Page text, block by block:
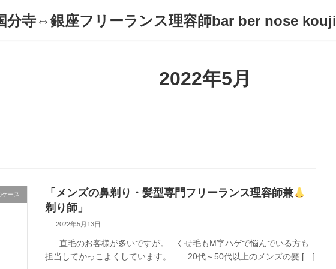
分寺⇔銀座フリーランス理容師bar ber nose kouji
2022年5月
ケース
「メンズの鼻剃り・髪型専門フリーランス理容師兼
剃り師」
2022年5月13日
直毛のお客様が多いですが。 くせ毛もM字ハゲで悩んでいる方も
担当してかっこよくしています。 20代～50代以上のメンズの髪 […]